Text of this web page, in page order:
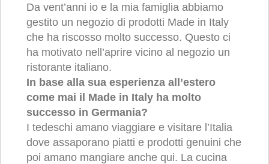
Da vent’anni io e la mia famiglia abbiamo
gestito un negozio di prodotti Made in Italy
che ha riscosso molto successo. Questo ci
ha motivato nell’aprire vicino al negozio un
ristorante italiano.
In base alla sua esperienza all’estero
come mai il Made in Italy ha molto
successo in Germania?
I tedeschi amano viaggiare e visitare l’Italia
dove assaporano piatti e prodotti genuini che
poi amano mangiare anche qui. La cucina